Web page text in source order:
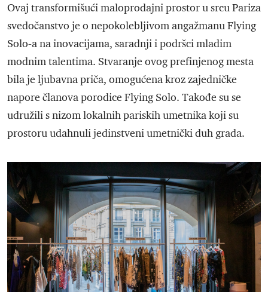
Ovaj transformišući maloprodajni prostor u srcu Pariza
svedočanstvo je o nepokolebljivom angažmanu Flying
Solo-a na inovacijama, saradnji i podršci mladim
modnim talentima. Stvaranje ovog prefinjenog mesta
bila je ljubavna priča, omogućena kroz zajedničke
napore članova porodice Flying Solo. Takođe su se
udružili s nizom lokalnih pariskih umetnika koji su
prostoru udahnuli jedinstveni umetnički duh grada.